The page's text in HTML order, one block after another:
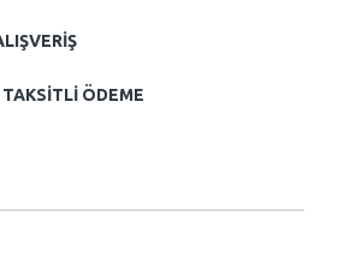
ÖDEME